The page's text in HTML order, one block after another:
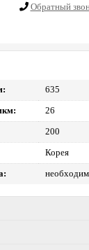
Обратный
635
26
200
Корея